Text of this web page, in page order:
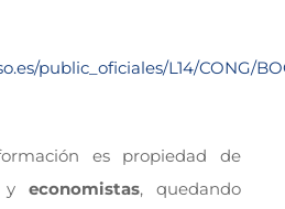
public_oficiales/L14/CONG/
es propiedad de
y economistas, quedando